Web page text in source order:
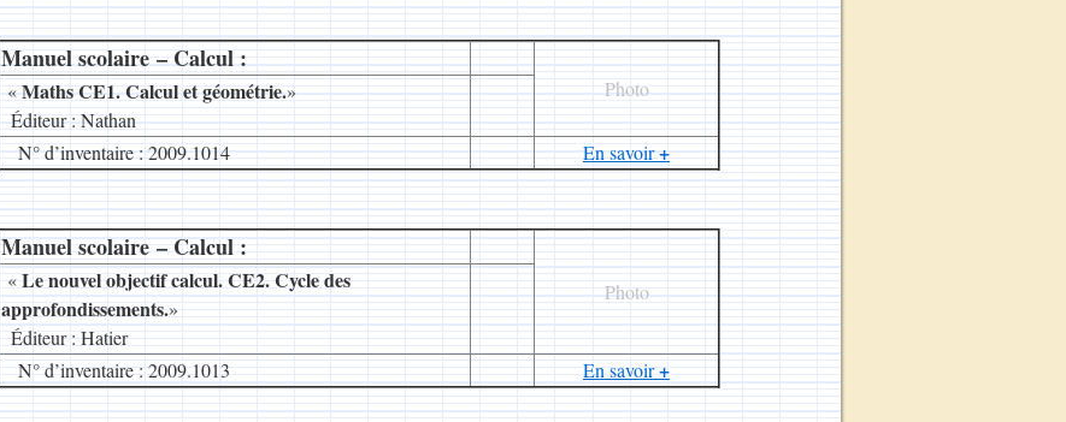
Manuel scolaire – Calcul :
__
Photo
«Maths CE1. Calcul et géométrie.»
.Éditeur : Nathan
N° d’inventaire : 2009.1014
En savoir+
Manuel scolaire – Calcul :
__
Photo
«Le nouvel objectif calcul. CE2. Cycle des
approfondissements.»
.Éditeur : Hatier
N° d’inventaire : 2009.1013
En savoir+